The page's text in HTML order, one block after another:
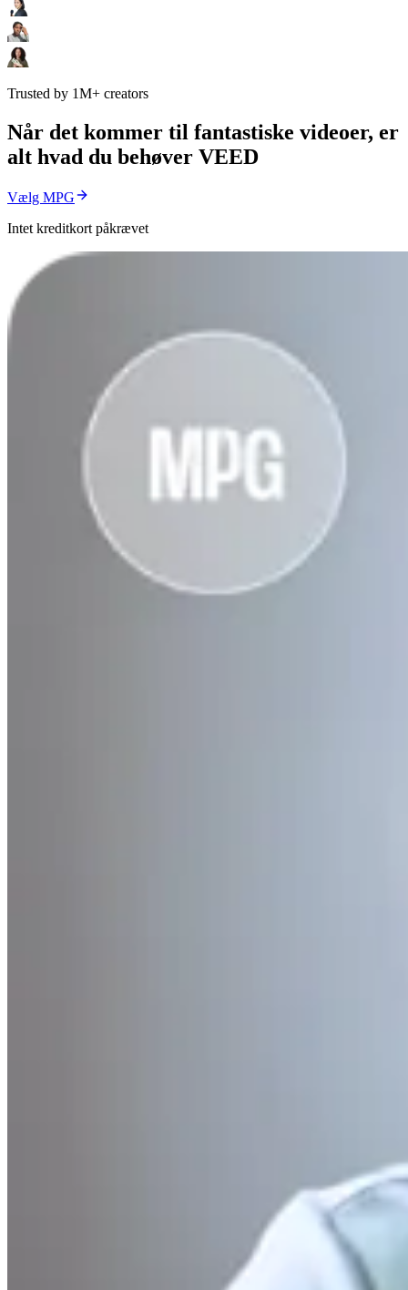
Trusted by 1M+ creators
Når det kommer til fantastiske videoer, er
alt hvad du behøver VEED
Vælg MPG
Intet kreditkort påkrævet